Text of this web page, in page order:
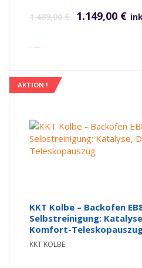
1.489,00€ 1.149,00 €
inkl. Versandkosten
AKTION !
KKT Kolbe – Backofen
Selbstreinigung:
Komfort-
KKT KOLBE